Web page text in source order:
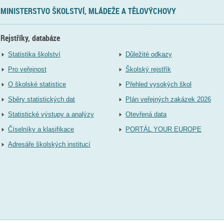
MINISTERSTVO ŠKOLSTVÍ, MLÁDEŽE A TĚLOVÝCHOVY
Rejstříky, databáze
Statistika školství
Pro veřejnost
O školské statistice
Sběry statistických dat
Statistické výstupy a analýzy
Číselníky a klasifikace
Adresáře školských institucí
Důležité odkazy
Školský rejstřík
Přehled vysokých škol
Plán veřejných zakázek 2026
Otevřená data
PORTÁL YOUR EUROPE